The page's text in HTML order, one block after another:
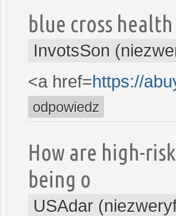
blue cross
InvotsSon
<a href=https://
odpowiedz
How are high-
being o
USAdar